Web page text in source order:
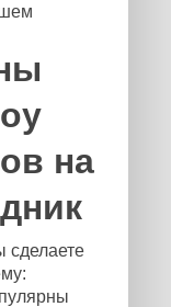
на
сделаете